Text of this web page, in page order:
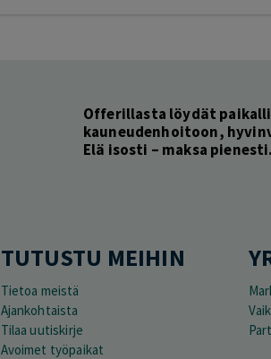
Offerillasta löydät
kauneudenhoitoon,
Elä isosti – maksa pienesti.
TUTUSTU MEIHIN
Tietoa meistä
Ajankohtaista
Tilaa uutiskirje
Avoimet työpaikat